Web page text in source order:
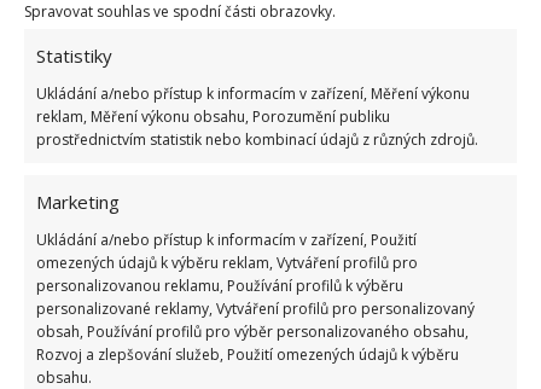
Spravovat souhlas ve spodní části obrazovky.
Statistiky
Ukládání a/nebo přístup k informacím v zařízení, Měření výkonu
reklam, Měření výkonu obsahu, Porozumění publiku
prostřednictvím statistik nebo kombinací údajů z různých zdrojů.
Marketing
Ukládání a/nebo přístup k informacím v zařízení, Použití
omezených údajů k výběru reklam, Vytváření profilů pro
personalizovanou reklamu, Používání profilů k výběru
personalizované reklamy, Vytváření profilů pro personalizovaný
obsah, Používání profilů pro výběr personalizovaného obsahu,
Rozvoj a zlepšování služeb, Použití omezených údajů k výběru
obsahu.
Bílé prádlo vydezinfikujte a zároveň vybělíte pomocí
peroxidu vodíku. Skvělým pomocníkem při praní je
také ocet, který dobře odstraňuje některé odolné
skvrny na oblečení, ale který můžete použít k
přibližně padesát až sto mililitrů octa na pět litrů
vody. V neposlední řadě ocet pomáhá změkčovat
vodu a zároveň čistit pračku od zbytků pracího
prášku a vodního kamene.